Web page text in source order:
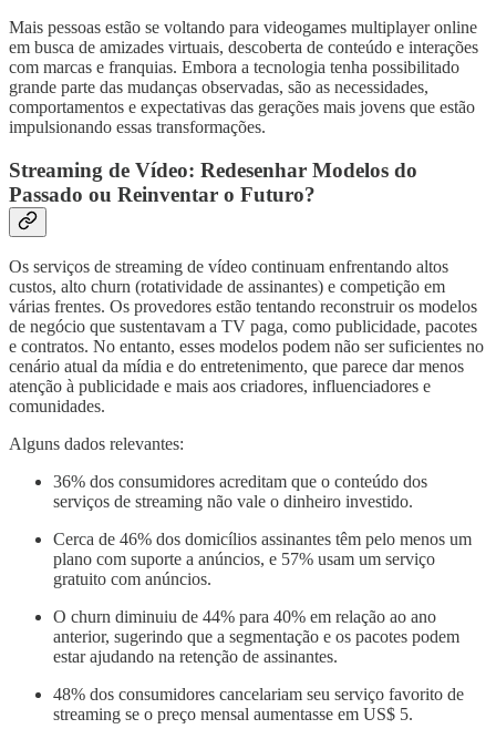
Mais pessoas estão se voltando para videogames multiplayer online
em busca de amizades virtuais, descoberta de conteúdo e interações
com marcas e franquias. Embora a tecnologia tenha possibilitado
grande parte das mudanças observadas, são as necessidades,
comportamentos e expectativas das gerações mais jovens que estão
impulsionando essas transformações.
Streaming de Vídeo: Redesenhar Modelos do
Passado ou Reinventar o Futuro?
Os serviços de streaming de vídeo continuam enfrentando altos
custos, alto churn (rotatividade de assinantes) e competição em
várias frentes. Os provedores estão tentando reconstruir os modelos
de negócio que sustentavam a TV paga, como publicidade, pacotes
e contratos. No entanto, esses modelos podem não ser suficientes no
cenário atual da mídia e do entretenimento, que parece dar menos
atenção à publicidade e mais aos criadores, influenciadores e
comunidades.
Alguns dados relevantes:
36% dos consumidores acreditam que o conteúdo dos
serviços de streaming não vale o dinheiro investido.
Cerca de 46% dos domicílios assinantes têm pelo menos um
plano com suporte a anúncios, e 57% usam um serviço
gratuito com anúncios.
O churn diminuiu de 44% para 40% em relação ao ano
anterior, sugerindo que a segmentação e os pacotes podem
estar ajudando na retenção de assinantes.
48% dos consumidores cancelariam seu serviço favorito de
streaming se o preço mensal aumentasse em US$ 5.